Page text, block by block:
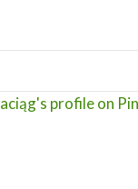
profile on